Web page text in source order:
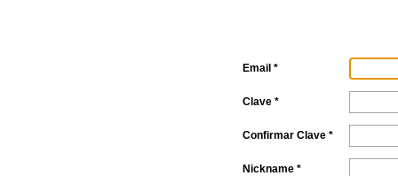
Email *
Clave *
Confirmar Clave *
Nickname *